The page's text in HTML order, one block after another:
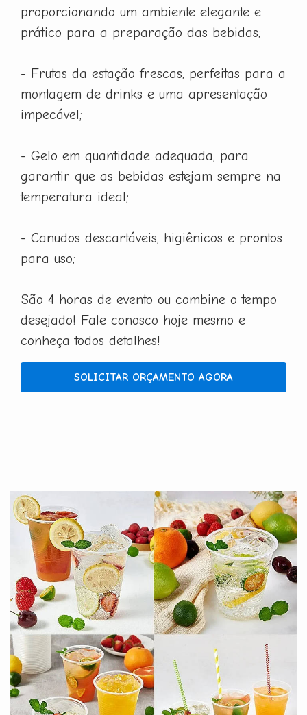
proporcionando um ambiente elegante e
prático para a preparação das bebidas;
- Frutas da estação frescas, perfeitas para a
montagem de drinks e uma apresentação
impecável;
- Gelo em quantidade adequada, para
garantir que as bebidas estejam sempre na
temperatura ideal;
- Canudos descartáveis, higiênicos e prontos
para uso;
São 4 horas de evento ou combine o tempo
desejado! Fale conosco hoje mesmo e
conheça todos detalhes!
SOLICITAR ORÇAMENTO AGORA